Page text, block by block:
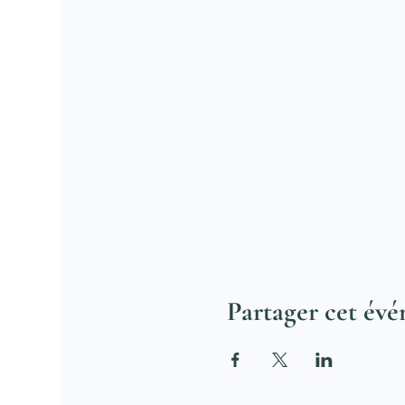
Partager cet